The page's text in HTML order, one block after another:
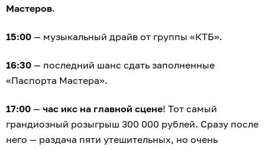
Мастеров.
15:00 — музыкальный драйв от группы «КТБ».
16:30 — последний шанс сдать заполненные
«Паспорта Мастера».
17:00 — час икс на главной сцене! Тот самый
грандиозный розыгрыш 300 000 рублей. Сразу после
него — раздача пяти утешительных, но очень